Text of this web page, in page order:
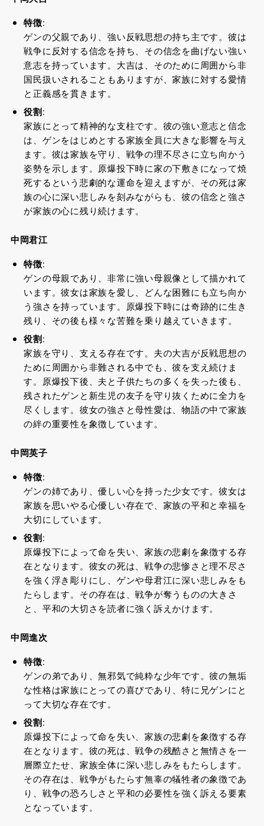
特徴:
ゲンの父親であり、強い反戦思想の持ち主です。彼は
戦争に反対する信念を持ち、その信念を曲げない強い
意志を持っています。大吉は、そのために周囲から非
国民扱いされることもありますが、家族に対する愛情
と正義感を貫きます。
役割:
家族にとって精神的な支柱です。彼の強い意志と信念
は、ゲンをはじめとする家族全員に大きな影響を与え
ます。彼は家族を守り、戦争の理不尽さに立ち向かう
姿勢を示します。原爆投下時に家の下敷きになって焼
死するという悲劇的な運命を迎えますが、その死は家
族の心に深い悲しみを刻みながらも、彼の信念と強さ
が家族の心に残り続けます。
中岡君江
特徴:
ゲンの母親であり、非常に強い母親像として描かれて
います。彼女は家族を愛し、どんな困難にも立ち向か
う強さを持っています。原爆投下時には奇跡的に生き
残り、その後も様々な苦難を乗り越えていきます。
役割:
家族を守り、支える存在です。夫の大吉が反戦思想の
ために周囲から非難される中でも、彼を支え続けま
す。原爆投下後、夫と子供たちの多くを失った後も、
残されたゲンと新生児の友子を守り抜くために全力を
尽くします。彼女の強さと母性愛は、物語の中で家族
の絆の重要性を象徴しています。
中岡英子
特徴:
ゲンの姉であり、優しい心を持った少女です。彼女は
家族を思いやる心優しい存在で、家族の平和と幸福を
大切にしています。
役割:
原爆投下によって命を失い、家族の悲劇を象徴する存
在となります。彼女の死は、戦争の悲惨さと理不尽さ
を強く浮き彫りにし、ゲンや母君江に深い悲しみをも
たらします。その存在は、戦争が奪うものの大きさ
と、平和の大切さを読者に強く訴えかけます。
中岡進次
特徴:
ゲンの弟であり、無邪気で純粋な少年です。彼の無垢
な性格は家族にとっての喜びであり、特に兄ゲンにと
って大切な存在です。
役割:
原爆投下によって命を失い、家族の悲劇を象徴する存
在となります。彼の死は、戦争の残酷さと無情さを一
層際立たせ、家族全体に深い悲しみをもたらします。
その存在は、戦争がもたらす無辜の犠牲者の象徴であ
り、戦争の恐ろしさと平和の必要性を強く訴える要素
となっています。